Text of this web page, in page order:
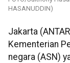
HASANUDDIN)
Jakarta
Kementerian
negara (ASN)